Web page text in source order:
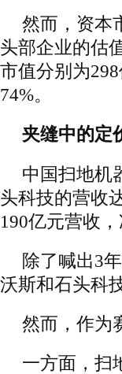
然而，资本
头部企业的估
市值分别为
74%。
夹缝中的定
中国扫地机
头科技的营收
190亿元营收
除了喊出3
沃斯和石头科
然而，作为
一方面，扫